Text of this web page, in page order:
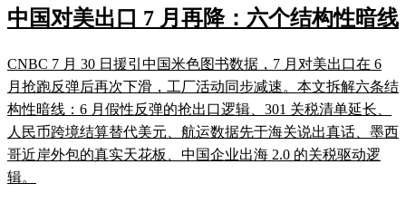
中国对美出口 7 月再降：六个结构性暗线
CNBC 7 月 30 日援引中国米色图书数据，7 月对美出口在 6
月抢跑反弹后再次下滑，工厂活动同步减速。本文拆解六条结
构性暗线：6 月假性反弹的抢出口逻辑、301 关税清单延长、
人民币跨境结算替代美元、航运数据先于海关说出真话、墨西
哥近岸外包的真实天花板、中国企业出海 2.0 的关税驱动逻
辑。